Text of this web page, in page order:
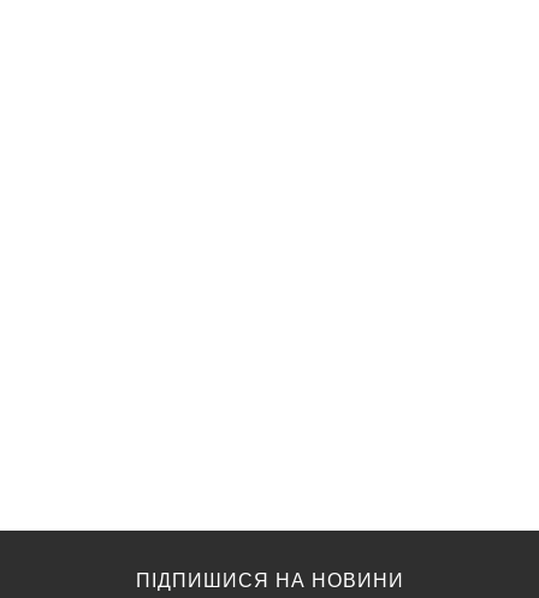
ПІДПИШИСЯ НА НОВИНИ